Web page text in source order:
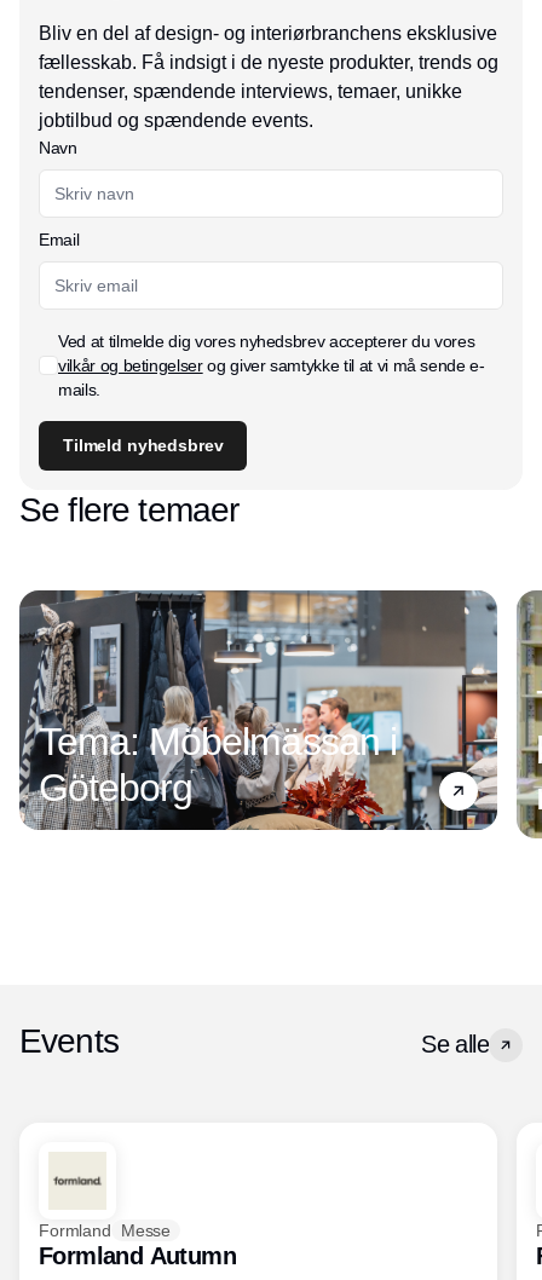
Bliv en del af design- og interiørbranchens eksklusive
fællesskab. Få indsigt i de nyeste produkter, trends og
tendenser, spændende interviews, temaer, unikke
jobtilbud og spændende events.
Navn
Email
Ved at tilmelde dig vores nyhedsbrev accepterer du vores
vilkår og betingelserog giver samtykke til at vi må sende e-
mails.
Tilmeld nyhedsbrev
Se flere temaer
Tema: Möbelmässan i
Göteborg
Events Se alle
Formland Messe
Formland Autumn